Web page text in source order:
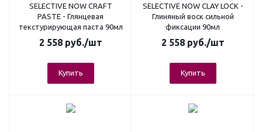
SELECTIVE NOW CRAFT
PASTE - Глянцевая
текстурирующая паста 90мл
2 558руб./шт
Купить
SELECTIVE NOW CLAY LOCK -
Глиняный воск сильной
фиксации 90мл
2 558руб./шт
Купить